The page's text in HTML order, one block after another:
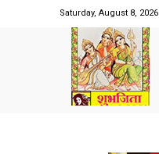
Saturday, August 8, 2026